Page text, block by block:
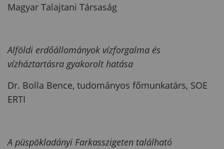
Magyar Talajtani Társaság
Alföldi erdőállományok vízforgalma és
vízháztartásra gyakorolt hatása
Dr. Bolla Bence, tudományos főmunkatárs, SOE
ERTI
A püspökladányi Farkasszigeten található